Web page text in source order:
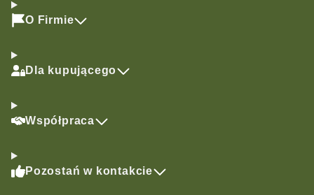
O Firmie
Dla kupującego
Współpraca
Pozostań w kontakcie